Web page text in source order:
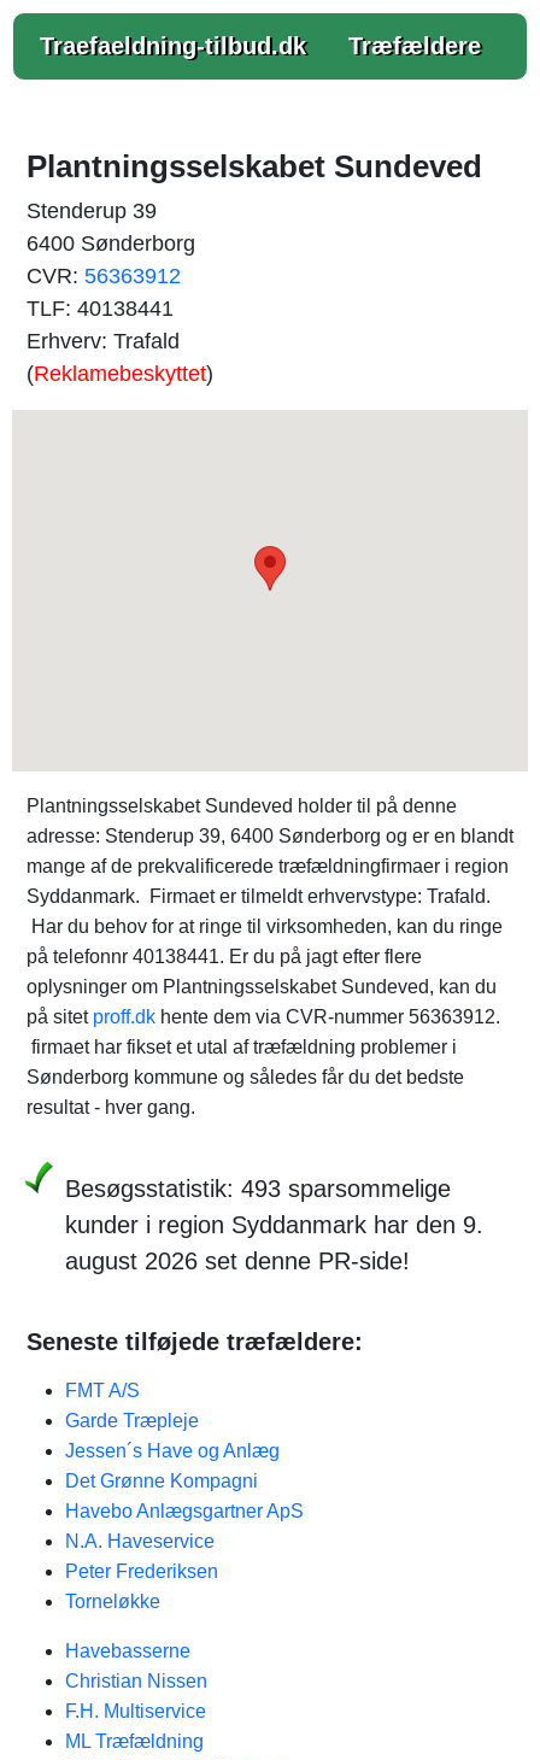
Traefaeldning-tilbud.dk Træfældere
Plantningsselskabet Sundeved
Stenderup 39
6400 Sønderborg
CVR: 56363912
TLF: 40138441
Erhverv: Trafald
(Reklamebeskyttet)
Plantningsselskabet Sundeved holder til på denne
adresse: Stenderup 39, 6400 Sønderborg og er en blandt
mange af de prekvalificerede træfældningfirmaer i region
Syddanmark. Firmaet er tilmeldt erhvervstype: Trafald.
Har du behov for at ringe til virksomheden, kan du ringe
på telefonnr 40138441. Er du på jagt efter flere
oplysninger om Plantningsselskabet Sundeved, kan du
på sitet proff.dk hente dem via CVR-nummer 56363912.
firmaet har fikset et utal af træfældning problemer i
Sønderborg kommune og således får du det bedste
resultat - hver gang.
Besøgsstatistik: 493 sparsommelige
kunder i region Syddanmark har den 9.
august 2026 set denne PR-side!
Seneste tilføjede træfældere:
FMT A/S
Garde Træpleje
Jessen´s Have og Anlæg
Det Grønne Kompagni
Havebo Anlægsgartner ApS
N.A. Haveservice
Peter Frederiksen
Torneløkke
Havebasserne
Christian Nissen
F.H. Multiservice
ML Træfældning